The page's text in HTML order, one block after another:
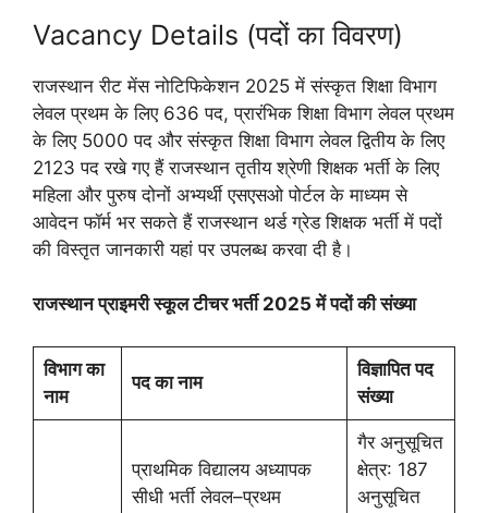
Vacancy Details (पदों का विवरण)
राजस्थान रीट मेंस नोटिफिकेशन 2025 में संस्कृत शिक्षा विभाग
लेवल प्रथम के लिए 636 पद, प्रारंभिक शिक्षा विभाग लेवल प्रथम
के लिए 5000 पद और संस्कृत शिक्षा विभाग लेवल द्वितीय के लिए
2123 पद रखे गए हैं राजस्थान तृतीय श्रेणी शिक्षक भर्ती के लिए
महिला और पुरुष दोनों अभ्यर्थी एसएसओ पोर्टल के माध्यम से
आवेदन फॉर्म भर सकते हैं राजस्थान थर्ड ग्रेड शिक्षक भर्ती में पदों
की विस्तृत जानकारी यहां पर उपलब्ध करवा दी है।
राजस्थान प्राइमरी स्कूल टीचर भर्ती 2025 में पदों की संख्या
विभाग का
नाम
पद का नाम
विज्ञापित पद
संख्या
प्राथमिक विद्यालय अध्यापक
सीधी भर्ती लेवल–प्रथम
गैर अनुसूचित
क्षेत्र: 187
अनुसूचित